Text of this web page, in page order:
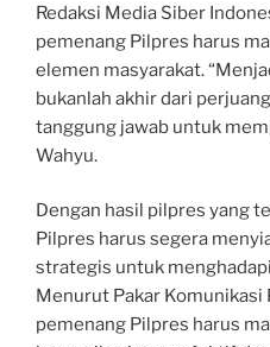
Redaksi Media Siber
pemenang Pilpres harus
elemen masyarakat.
bukanlah akhir dari
tanggung jawab untuk
Wahyu.
Dengan hasil pilpres yang
Pilpres harus segera
strategis untuk
Menurut Pakar Komunikasi
pemenang Pilpres harus